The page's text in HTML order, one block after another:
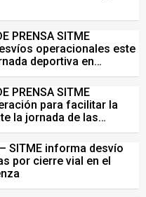
PRENSA SITME
operacionales este
deportiva en
PRENSA SITME
para facilitar la
la jornada de las
26 de julio
SITME informa desvío
por cierre vial en el